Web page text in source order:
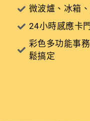
微波爐、冰箱
24小時感應卡
彩色多功能事
鬆搞定